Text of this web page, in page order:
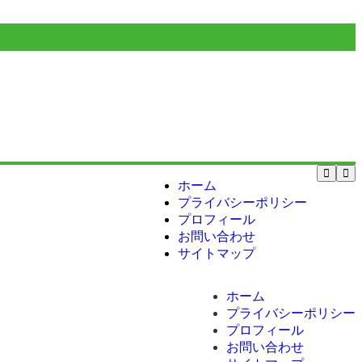
ホーム
プライバシーポリシー
プロフィール
お問い合わせ
サイトマップ
ホーム
プライバシーポリシー
プロフィール
お問い合わせ